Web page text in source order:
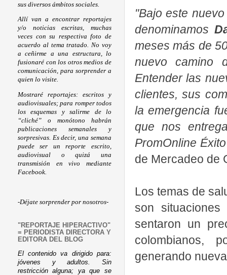
"Bajo este
denominamos
meses más de
nuevo camino
Entender las
clientes, sus
la emergencia
que nos
PromOnline
de Mercadeo de
Los temas de
son
sentaron un
colombianos,
generando
sus diversos ámbitos sociales.
Allí van a encontrar reportajes
y/o noticias escritas, muchas
veces con su respectiva foto de
acuerdo al tema tratado. No voy
a ceñirme a una estructura, lo
fusionaré con los otros medios de
comunicación, para sorprender a
quien lo visite.
Mostraré reportajes: escritos y
audiovisuales; para romper todos
los esquemas y salirme de lo
“cliché” o monótono habrán
publicaciones semanales y
sorpresivas. Es decir, una semana
puede ser un reporte escrito,
audiovisual o quizá una
transmisión en vivo mediante
Facebook.
-Déjate sorprender por nosotros-
"REPORTAJE HIPERACTIVO"
= PERIODISTA DIRECTORA Y
EDITORA DEL BLOG
El contenido va dirigido para:
jóvenes y adultos. Sin
restricción alguna; ya que se